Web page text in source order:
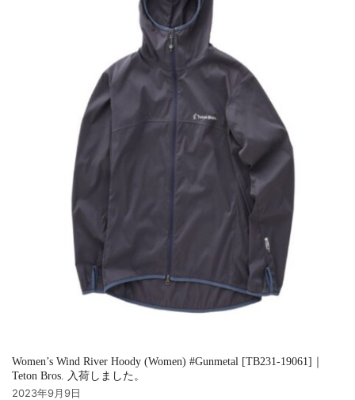
Women’s Wind River Hoody (Women) #Gunmetal [TB231-19061]｜
Teton Bros. 入荷しました。
2023年9月9日